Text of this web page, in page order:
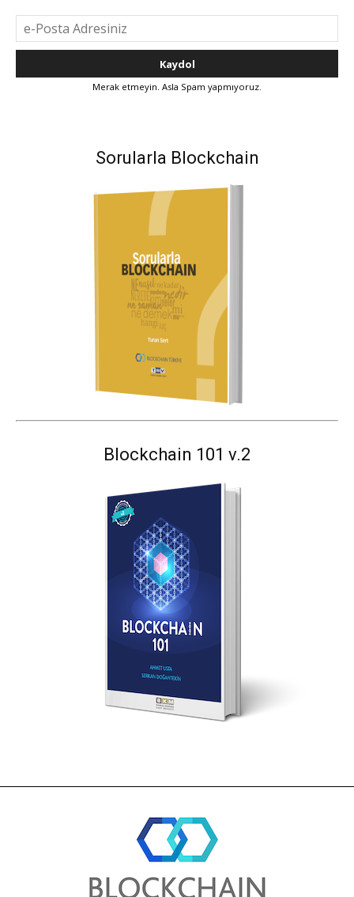
Merak etmeyin. Asla Spam yapmıyoruz.
Sorularla Blockchain
Blockchain 101 v.2